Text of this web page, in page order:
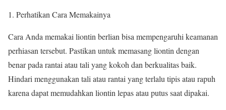
Perhatikan Cara Memakainya
Cara Anda memakai liontin berlian bisa mempengaruhi keamanan
perhiasan tersebut. Pastikan untuk memasang liontin dengan
benar pada rantai atau tali yang kokoh dan berkualitas baik.
Hindari menggunakan tali atau rantai yang terlalu tipis atau rapuh
karena dapat memudahkan liontin lepas atau putus saat dipakai.